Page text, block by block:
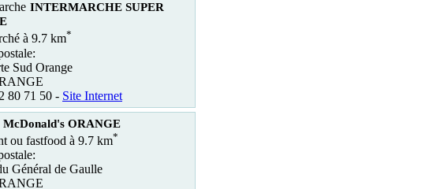
INTERMARCHE SUPER
à 9.7 km*
Sud Orange
80 71 50 - Site Internet
McDonald's ORANGE
ou fastfood à 9.7 km*
Général de Gaulle